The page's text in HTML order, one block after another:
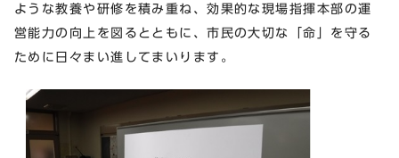
ような教養や研修を積み重ね、効果的な現場指揮本部の運
営能力の向上を図るとともに、市民の大切な「命」を守る
ために日々まい進してまいります。